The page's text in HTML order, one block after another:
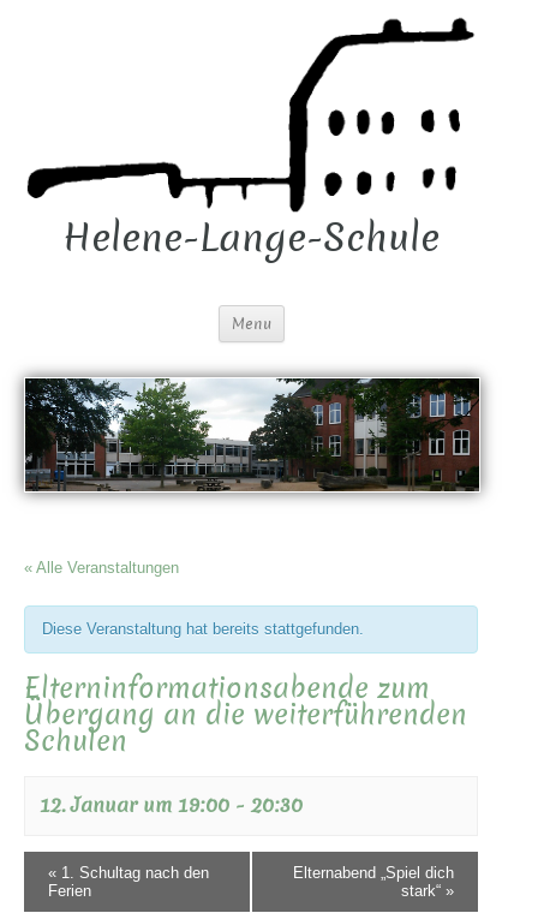
Helene-Lange-Schule
Menu
« Alle Veranstaltungen
Diese Veranstaltung hat bereits stattgefunden.
Elterninformationsabende zum
Übergang an die weiterführenden
Schulen
12. Januar um 19:00 -20:30
« 1. Schultag nach den
Ferien
Elternabend „Spiel dich
stark“ »